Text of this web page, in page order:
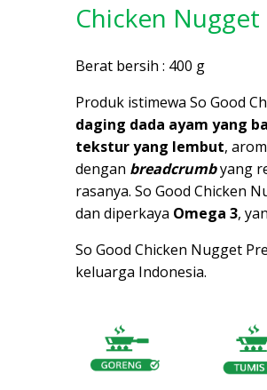
Chicken
Berat bersih : 400 g
Produk istimewa So Good
daging dada ayam yang
tekstur yang lembut,
dengan breadcrumbyang
rasanya. So Good Chicken
dan diperkaya Omega 3,
So Good Chicken Nugget
keluarga Indonesia.